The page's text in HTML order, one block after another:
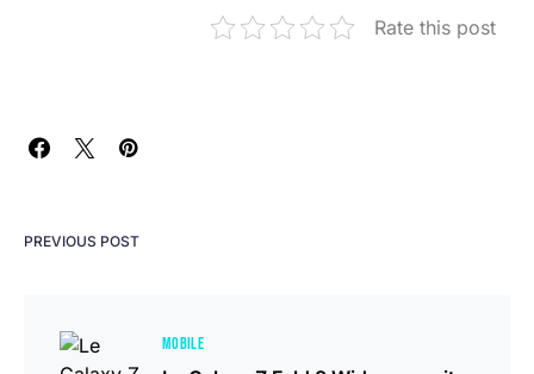
Rate this post
PREVIOUS POST
MOBILE